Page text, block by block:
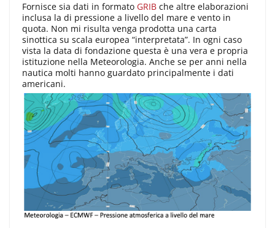
Fornisce sia dati in formato GRIB che altre elaborazioni
inclusa la di pressione a livello del mare e vento in
quota. Non mi risulta venga prodotta una carta
sinottica su scala europea “interpretata”. In ogni caso
vista la data di fondazione questa è una vera e propria
istituzione nella Meteorologia. Anche se per anni nella
nautica molti hanno guardato principalmente i dati
americani.